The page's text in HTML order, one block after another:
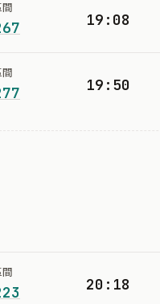
19:08
19:50
20:18